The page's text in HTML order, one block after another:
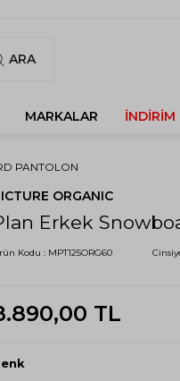
ARA
MARKALAR İNDIRIM
PANTOLON
ORGANIC
Erkek
Kodu : MPT125ORG60
TL